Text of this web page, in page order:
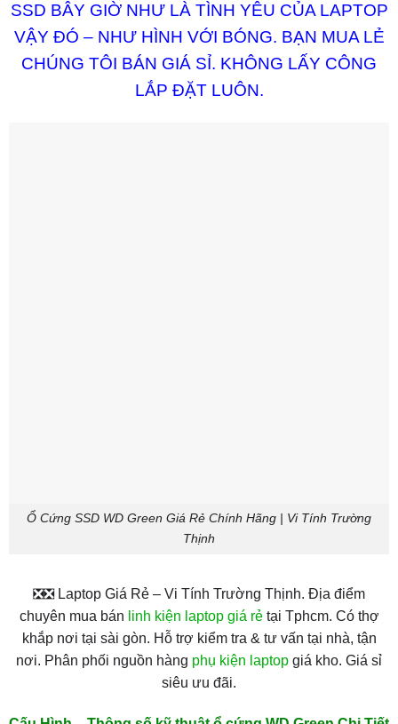
SSD BÂY GIỜ NHƯ LÀ TÌNH YÊU CỦA LAPTOP
VẬY ĐÓ – NHƯ HÌNH VỚI BÓNG. BẠN MUA LẺ
CHÚNG TÔI BÁN GIÁ SỈ. KHÔNG LẤY CÔNG
LẮP ĐẶT LUÔN.
Ổ Cứng SSD WD Green Giá Rẻ Chính Hãng | Vi Tính Trường
Thịnh
❎❎ Laptop Giá Rẻ – Vi Tính Trường Thịnh. Địa điểm
chuyên mua bán linh kiện laptop giá rẻtại Tphcm. Có thợ
khắp nơi tại sài gòn. Hỗ trợ kiểm tra & tư vấn tại nhà, tận
nơi. Phân phối nguồn hàng phụ kiện laptop giá kho. Giá sỉ
siêu ưu đãi.